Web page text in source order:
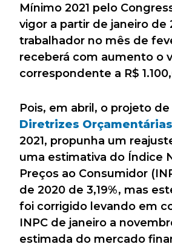
Mínimo 2021 pelo
vigor a partir de janeiro de
trabalhador no mês de
receberá com aumento o
correspondente a R$
Pois, em abril, o projeto de
Diretrizes Orçamentárias
2021, propunha um
uma estimativa do Índice
Preços ao Consumidor
de 2020 de 3,19%, mas
foi corrigido levando em
INPC de janeiro a
estimada do mercado